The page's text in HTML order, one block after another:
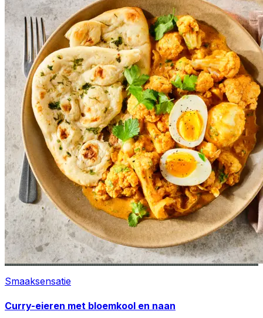
Smaaksensatie
Curry-eieren met bloemkool en naan